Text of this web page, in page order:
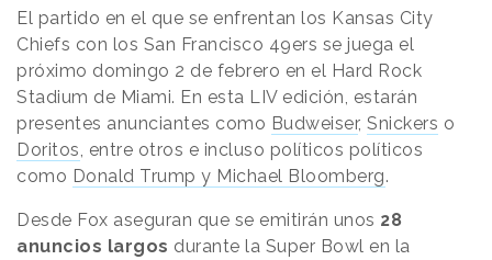
El partido en el que se enfrentan los Kansas City
Chiefs con los San Francisco 49ers se juega el
próximo domingo 2 de febrero en el Hard Rock
Stadium de Miami. En esta LIV edición, estarán
presentes anunciantes como Budweiser, Snickers o
Doritos , entre otros e incluso políticos políticos
como Donald Trump y Michael Bloomberg.
Desde Fox aseguran que se emitirán unos 28
anuncios largos durante la Super Bowl en la